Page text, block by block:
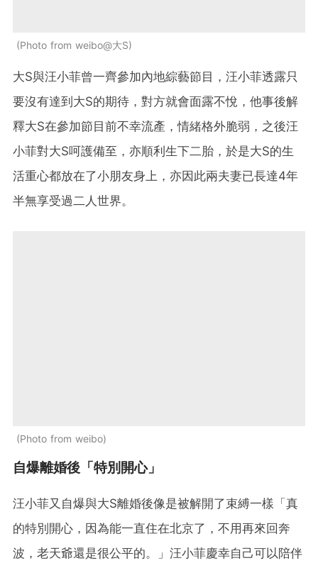
Photo from weibo@大S
大S與汪小菲曾一齊參加內地綜藝節目，汪小菲透露只
要沒有達到大S的期待，對方就會面露不悅，他事後解
釋大S在參加節目前不幸流產，情緒格外脆弱，之後汪
小菲對大S呵護備至，亦順利生下二胎，於是大S的生
活重心都放在了小朋友身上，亦因此兩夫妻已長達4年
半無享受過二人世界。
Photo from weibo
自爆離婚後「特別開心」
汪小菲又自爆與大S離婚後像是被解開了束縛一樣「真
的特別開心，因為能一直住在北京了，不用再來回奔
波，老天爺還是很公平的。」汪小菲慶幸自己可以陪伴